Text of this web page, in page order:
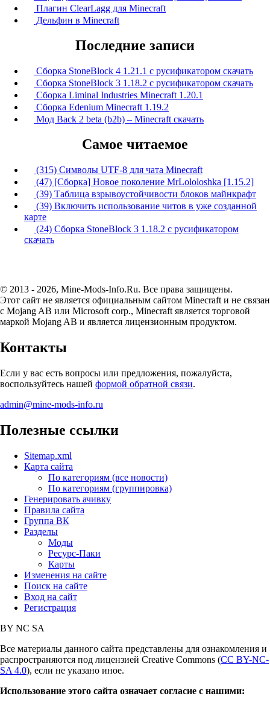
Плагин ClearLagg для Minecraft
Дельфин в Minecraft
Последние записи
Сборка StoneBlock 4 1.21.1 с русификатором скачать
Сборка StoneBlock 3 1.18.2 с русификатором скачать
Сборка Liminal Industries Minecraft 1.20.1
Сборка Edenium Minecraft 1.19.2
Мод Back 2 beta (b2b) – Minecraft скачать
Самое читаемое
(315) Символы UTF-8 для чата Minecraft
(47) [Сборка] Новое поколение MrLololoshka [1.15.2]
(39) Таблица взрывоустойчивости блоков майнкрафт
(39) Включить использование читов в уже созданной
карте
(24) Сборка StoneBlock 3 1.18.2 с русификатором
скачать
© 2013 - 2026, Mine-Mods-Info.Ru. Все права защищены.
Этот сайт не является официальным сайтом Minecraft и не связан
с Mojang AB или Microsoft corp., Minecraft является торговой
маркой Mojang AB и является лицензионным продуктом.
Контакты
Если у вас есть вопросы или предложения, пожалуйста,
воспользуйтесь нашей формой обратной связи.
admin@mine-mods-info.ru
Полезные ссылки
Sitemap.xml
Карта сайта
По категориям (все новости)
По категориям (группировка)
Генерировать ачивку
Правила сайта
Группа ВК
Разделы
Моды
Ресурс-Паки
Карты
Изменения на сайте
Поиск на сайте
Вход на сайт
Регистрация
BY NC SA
Все материалы данного сайта представлены для ознакомления и
распространяются под лицензией Creative Commons (CC BY-NC-
SA 4.0), если не указано иное.
Использование этого сайта означает согласие с нашими: